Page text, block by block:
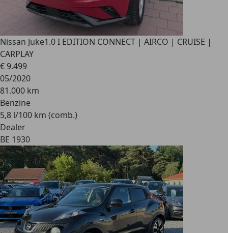
Nissan Juke1.0 I EDITION CONNECT | AIRCO | CRUISE |
CARPLAY
€ 9.499
05/2020
81.000 km
Benzine
5,8 l/100 km (comb.)
Dealer
BE 1930